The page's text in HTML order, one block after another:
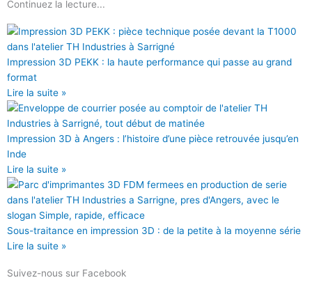
e
b
o
o
k
t
t
e
r
t
u
b
e
u
m
Continuez la lecture...
Impression 3D PEKK : la haute performance qui passe au grand
format
Lire la suite »
Impression 3D à Angers : l’histoire d’une pièce retrouvée jusqu’en
Inde
Lire la suite »
Sous-traitance en impression 3D : de la petite à la moyenne série
Lire la suite »
Suivez-nous sur Facebook